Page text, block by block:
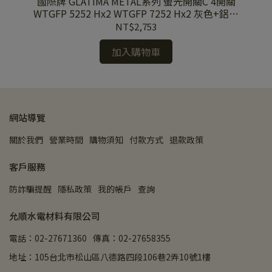
WTGFP 5252 Hx2 WTGFP 7252 Hx2 灰色+鋁合
金蓋板
NT$2,753
加入購物車
網站導覽
關於我們 營業時間 購物須知 付款方式 退款政策
客戶服務
防詐騙提醒 隱私政策 我的帳戶 查詢
允順水電材料有限公司
電話：02-27671360 傳真：02-27658355
地址：105台北市松山區八德路四段106巷2弄10號1樓